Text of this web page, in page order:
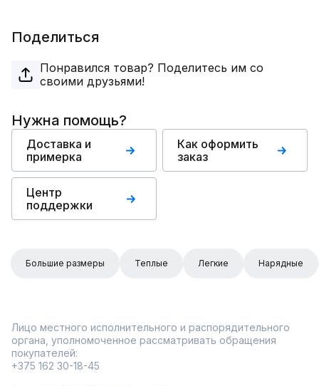
Поделиться
Понравился товар? Поделитесь им со
своими друзьями!
Нужна помощь?
Доставка и
примерка
Как оформить
заказ
Центр
поддержки
Большие размеры Теплые Легкие Нарядные
Лицо местного исполнительного и распорядительного
органа, уполномоченное рассматривать обращения
покупателей:
+375 162 30-18-45